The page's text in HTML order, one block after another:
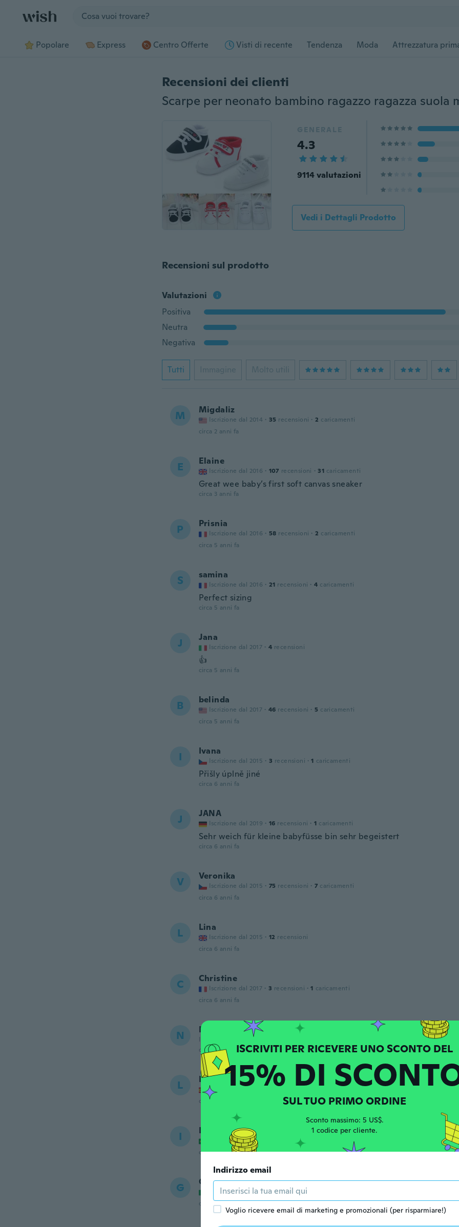
Popolare Express Centro Offerte Visti di recente Tendenza Moda Attrezzatura
Recensioni dei clienti
GENERALE
4.3
9114 valutazioni
Vedi i Dettagli Prodotto
Recensioni sul prodotto
Valutazioni
Positiva
Neutra
Negativa
Tutti Immagine Molto utili
M Migdaliz
Iscrizione dal 2014 · 35 recensioni · 2 caricamenti
circa 2 anni fa
E Elaine
Iscrizione dal 2016 · 107 recensioni · 31 caricamenti
Great wee baby’s first soft canvas sneaker
circa 3 anni fa
P Prisnia
Iscrizione dal 2016 · 58 recensioni · 2 caricamenti
circa 5 anni fa
S samina
Iscrizione dal 2016 · 21 recensioni · 4 caricamenti
Perfect sizing
circa 5 anni fa
J Jana
Iscrizione dal 2017 · 4 recensioni
👍
circa 5 anni fa
B belinda
Iscrizione dal 2017 · 46 recensioni · 5 caricamenti
circa 5 anni fa
I Ivana
Iscrizione dal 2015 · 3 recensioni · 1 caricamenti
Přišly úplně jiné
circa 6 anni fa
J JANA
Iscrizione dal 2019 · 16 recensioni · 1 caricamenti
Sehr weich für kleine babyfüsse bin sehr begeistert
circa 6 anni fa
V Veronika
Iscrizione dal 2015 · 75 recensioni · 7 caricamenti
circa 6 anni fa
L Lina
Iscrizione dal 2015 · 12 recensioni
circa 6 anni fa
C Christine
Iscrizione dal 2017 · 3 recensioni · 1 caricamenti
circa 6 anni fa
N Navdeep
Iscrizione dal 2017
circa 6 anni fa
L Luciana Ramona
Iscrizione dal 2015
circa 6 anni fa
I ISANY
Iscrizione dal 2017 recensioni
caricamenti
circa 6 anni fa
G Giusi
Iscrizione dal 2017 · 5 recensioni
circa 6 anni fa
ISCRIVITI PER RICEVERE UNO SCONTO DEL
15% DI
SUL TUO PRIMO ORDINE
Sconto massimo: 5 US$.
1 codice per cliente.
Indirizzo email
Voglio ricevere email di marketing e promozionali (per risparmiare!)